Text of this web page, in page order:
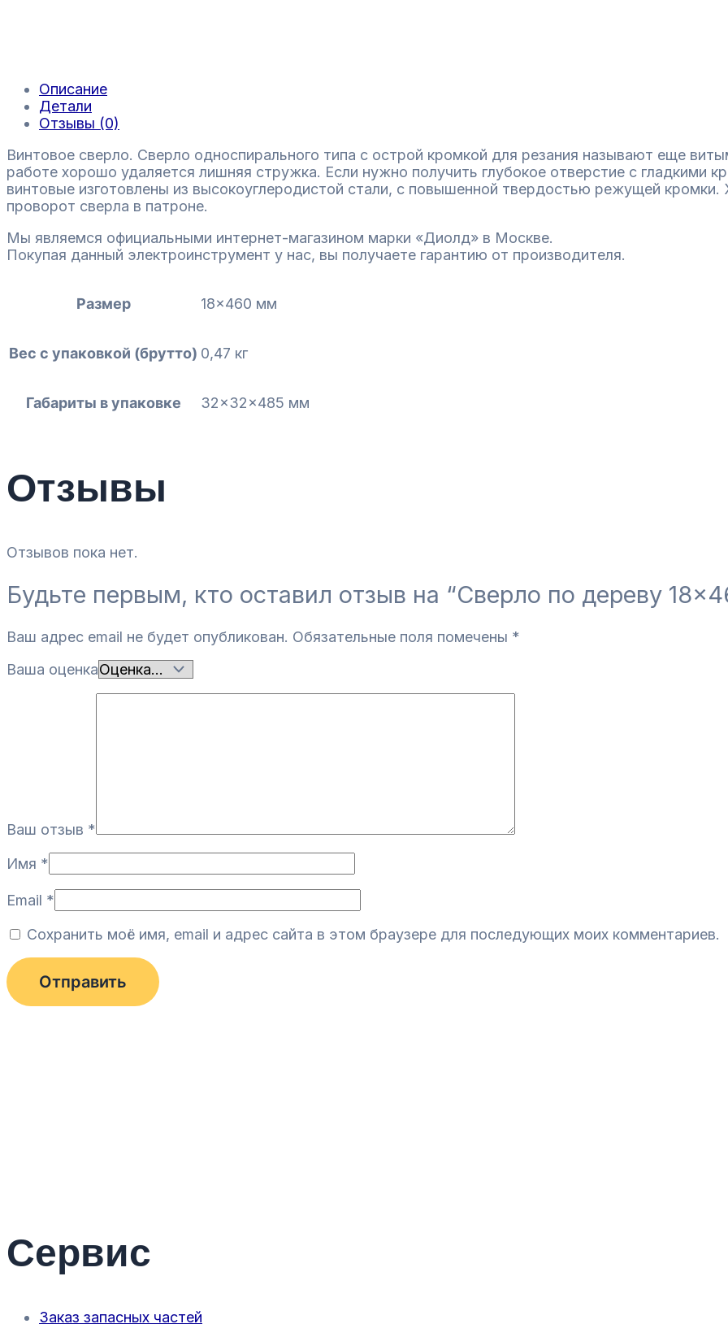
Описание
Детали
Отзывы (0)
Винтовое сверло. Сверло односпирального типа с острой кромкой для резания называют еще
работе хорошо удаляется лишняя стружка. Если нужно получить глубокое отверстие с гладкими
винтовые изготовлены из высокоуглеродистой стали, с повышенной твердостью режущей
проворот сверла в патроне.
Мы являемся официальными интернет-магазином марки «Диолд» в Москве.
Покупая данный электроинструмент у нас, вы получаете гарантию от производителя.
Размер 18×460 мм
Вес с упаковкой (брутто) 0,47 кг
Габариты в упаковке 32x32x485 мм
Отзывы
Отзывов пока нет.
Будьте первым, кто оставил отзыв на “Сверло по дереву
Ваш адрес email не будет опубликован. Обязательные поля помечены *
Ваша оценка
Ваш отзыв *
Имя *
Email *
Сохранить моё имя, email и адрес сайта в этом браузере для последующих моих комментариев.
Сервис
Заказ запасных частей